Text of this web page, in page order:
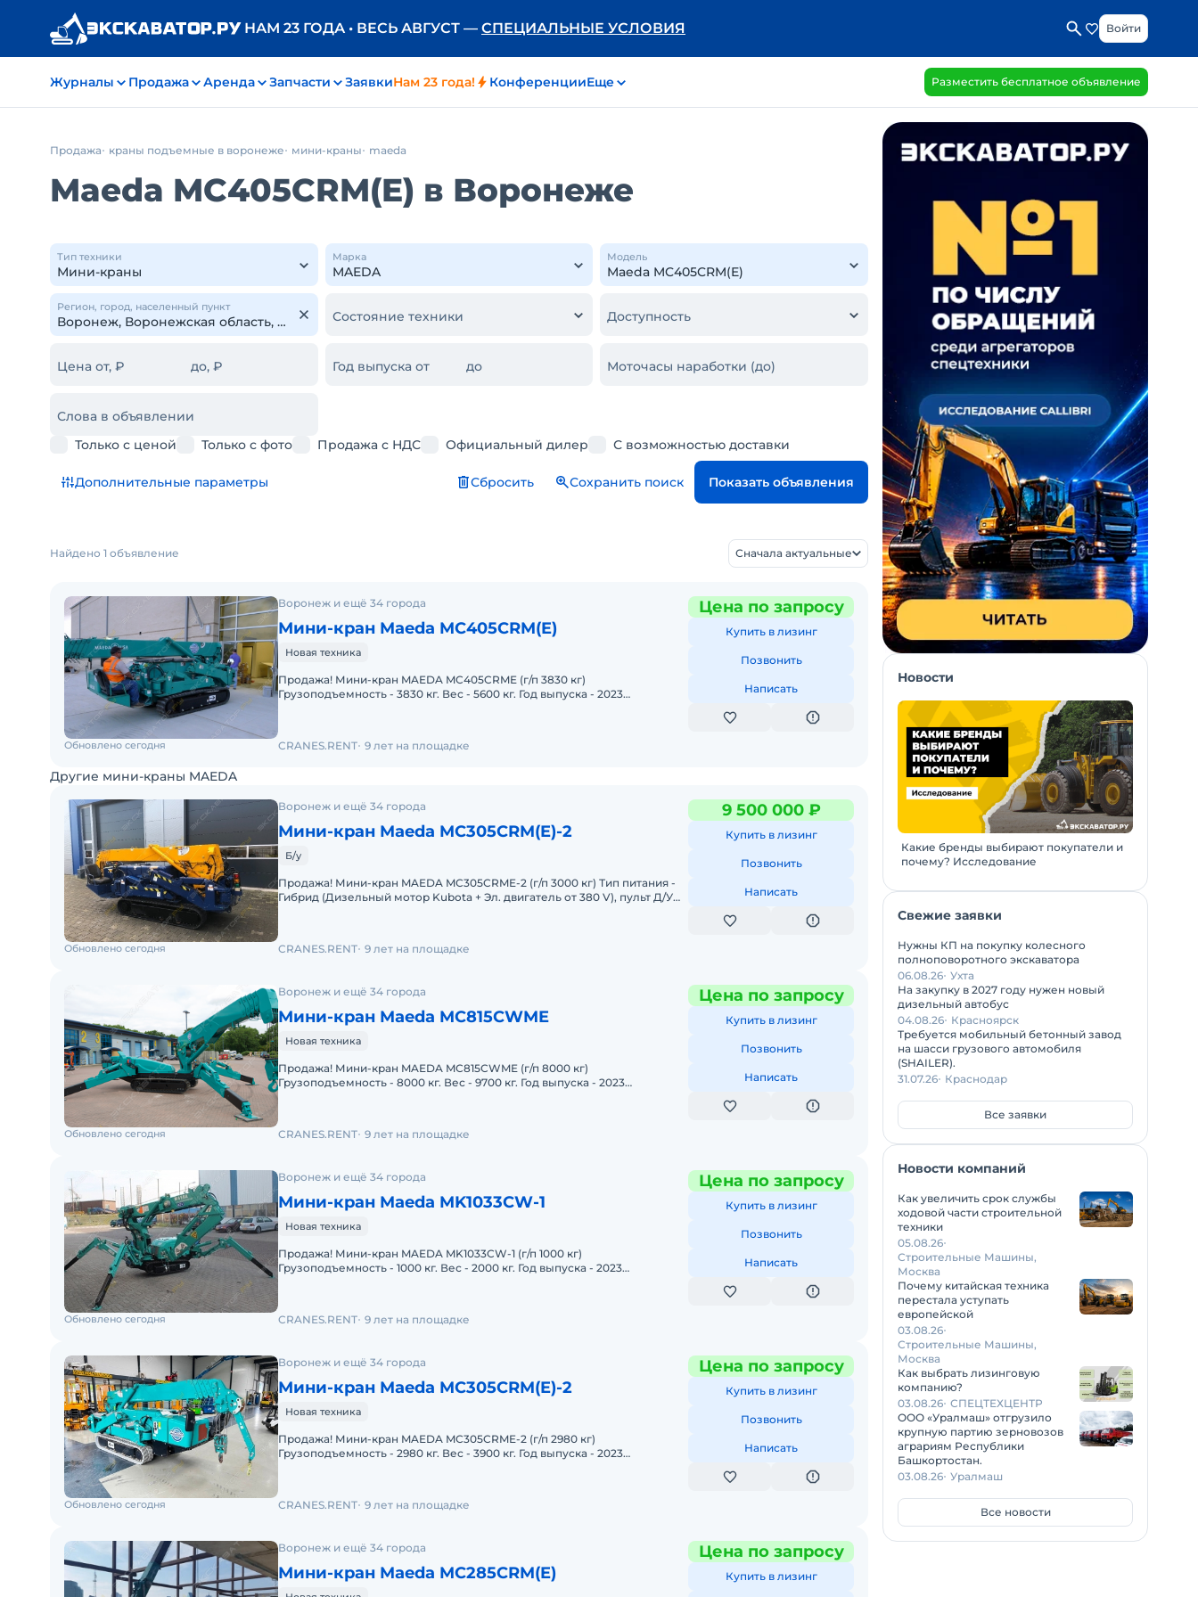
НАМ 23 ГОДА • ВЕСЬ АВГУСТ — СПЕЦИАЛЬНЫЕ УСЛОВИЯ Войти
Журналы Продажа Аренда Запчасти ЗаявкиНам 23 года! КонференцииЕще Разместить бесплатное объявление
Продажа краны подъемные в воронеже мини-краны maeda
Maeda MC405CRM(E) в Воронеже
Тип техники Марка Модель
Регион, город, населенный пункт
Состояние техники Доступность
Цена от, ₽ до, ₽ Год выпуска от до Моточасы наработки (до)
Слова в объявлении
Только с ценой
Только с фото Продажа с НДС Официальный дилер С возможностью доставки
Дополнительные параметры Сбросить Сохранить поиск Показать объявления
Найдено 1 объявление Сначала актуальные
Воронеж и ещё 34 города
Мини-кран Maeda MC405CRM(E)
Новая техника
Продажа! Мини-кран MAEDA MC405CRME (г/п 3830 кг)
Грузоподъемность - 3830 кг. Вес - 5600 кг. Год выпуска - 2023
Цена по запросу
Купить в лизинг
Позвонить
Написать
Обновлено сегодня CRANES.RENT 9 лет на площадке
Другие мини-краны MAEDA
Воронеж и ещё 34 города
Мини-кран Maeda MC305CRM(E)-2
Б/у
Продажа! Мини-кран MAEDA MC305CRME-2 (г/п 3000 кг) Тип питания -
Гибрид (Дизельный мотор Kubota + Эл. двигатель от 380 V), пульт Д/У
9 500 000 ₽
Купить в лизинг
Позвонить
Написать
Обновлено сегодня CRANES.RENT 9 лет на площадке
Воронеж и ещё 34 города
Мини-кран Maeda MC815CWME
Новая техника
Продажа! Мини-кран MAEDA MC815CWME (г/п 8000 кг)
Грузоподъемность - 8000 кг. Вес - 9700 кг. Год выпуска - 2023
Цена по запросу
Купить в лизинг
Позвонить
Написать
Обновлено сегодня CRANES.RENT 9 лет на площадке
Воронеж и ещё 34 города
Мини-кран Maeda MK1033CW-1
Новая техника
Продажа! Мини-кран MAEDA MK1033CW-1 (г/п 1000 кг)
Грузоподъемность - 1000 кг. Вес - 2000 кг. Год выпуска - 2023
Цена по запросу
Купить в лизинг
Позвонить
Написать
Обновлено сегодня CRANES.RENT 9 лет на площадке
Воронеж и ещё 34 города
Мини-кран Maeda MC305CRM(E)-2
Новая техника
Продажа! Мини-кран MAEDA MC305CRME-2 (г/п 2980 кг)
Грузоподъемность - 2980 кг. Вес - 3900 кг. Год выпуска - 2023
Цена по запросу
Купить в лизинг
Позвонить
Написать
Обновлено сегодня CRANES.RENT 9 лет на площадке
Воронеж и ещё 34 города
Мини-кран Maeda MC285CRM(E)
Цена по запросу
Купить в лизинг
Новости
Какие бренды выбирают покупатели и
почему? Исследование
Свежие заявки
Нужны КП на покупку колесного
полноповоротного экскаватора
06.08.26 Ухта
На закупку в 2027 году нужен новый
дизельный автобус
04.08.26 Красноярск
Требуется мобильный бетонный завод
на шасси грузового автомобиля
(SHAILER).
31.07.26 Краснодар
Все заявки
Новости компаний
Как увеличить срок службы
ходовой части строительной
техники
05.08.26
Строительные Машины,
Москва
Почему китайская техника
перестала уступать
европейской
03.08.26
Строительные Машины,
Москва
Как выбрать лизинговую
компанию?
03.08.26 СПЕЦТЕХЦЕНТР
ООО «Уралмаш» отгрузило
крупную партию зерновозов
аграриям Республики
Башкортостан.
03.08.26 Уралмаш
Все новости